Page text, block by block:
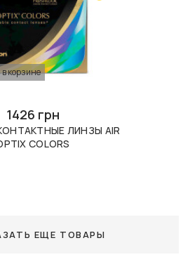
в корзине
1426 грн
ЛИНЗЫ AIR
COLORS
ЕЩЕ ТОВАРЫ